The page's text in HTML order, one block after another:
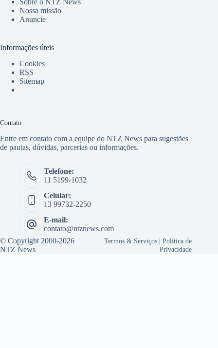
Sobre o NTZ News
Nossa missão
Anuncie
Informações úteis
Cookies
RSS
Sitemap
Contato
Entre em contato com a equipe do NTZ News para sugestões
de pautas, dúvidas, parcerias ou informações.
Telefone:
11 5199-1032
Celular:
13 99732-2250
E-mail:
contato@ntznews.com
© Copyright 2000-2026
NTZ News
Termos & Serviços |Política de
Privacidade